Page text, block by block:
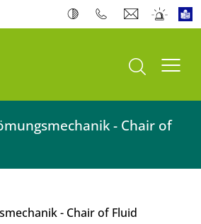
Suche öffnen
- Chair of
- Chair of Fluid